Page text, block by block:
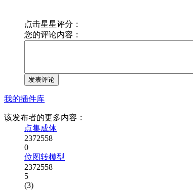
点击星星评分：
您的评论内容：
发表评论
我的插件库
该发布者的更多内容：
点集成体
2372558
0
位图转模型
2372558
5
(3)